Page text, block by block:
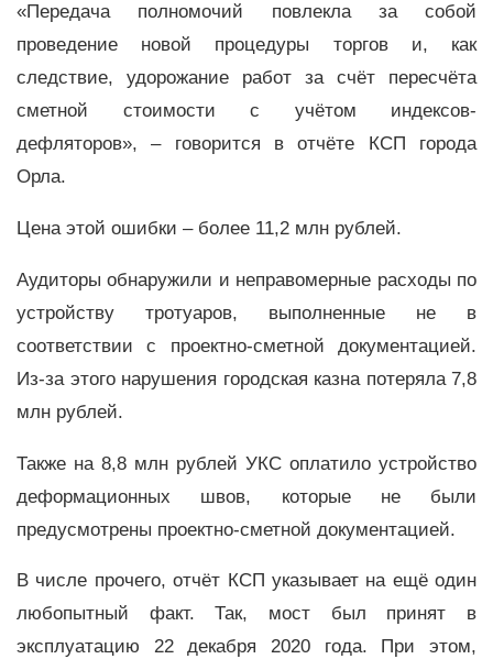
«Передача полномочий повлекла за собой
проведение новой процедуры торгов и, как
следствие, удорожание работ за счёт пересчёта
сметной стоимости с учётом индексов-
дефляторов», – говорится в отчёте КСП города
Орла.
Цена этой ошибки – более 11,2 млн рублей.
Аудиторы обнаружили и неправомерные расходы по
устройству тротуаров, выполненные не в
соответствии с проектно-сметной документацией.
Из-за этого нарушения городская казна потеряла 7,8
млн рублей.
Также на 8,8 млн рублей УКС оплатило устройство
деформационных швов, которые не были
предусмотрены проектно-сметной документацией.
В числе прочего, отчёт КСП указывает на ещё один
любопытный факт. Так, мост был принят в
эксплуатацию 22 декабря 2020 года. При этом,